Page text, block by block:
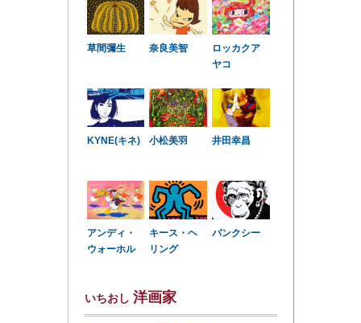
草間彌生 奈良美智
ロッカクア
ヤコ
KYNE(キネ) 小松美羽 井田幸昌
アンディ・
ウォーホル
キース・ヘ
リング
バンクシー
いちおし 洋画家